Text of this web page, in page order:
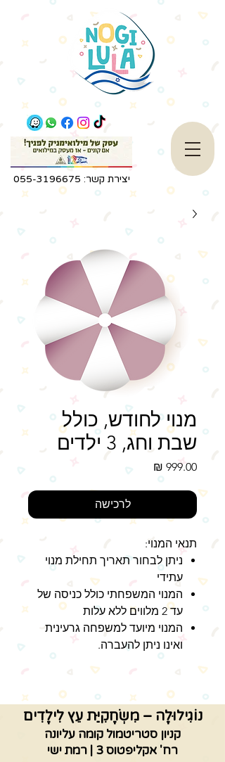
יצירת קשר: 055-3196675
מנוי לחודש, כולל
שבת וחג, 3 ילדים
לרכישה
תנאי המנוי:
ניתן לבחור תאריך תחילת מנוי
עתידי
המנוי המשפחתי כולל כניסה של
עד 2 מלווים ללא עלות
המנוי מיועד למשפחה גרעינית
ואינו ניתן להעברה.
קדימות בתור.
הכניסה לאזור הפעילות עם
גרביים בלבד (ילדים ומבוגרים).
ניתן לרכוש גרביים בקופה.
נוֹגִילוּלָה – מִשְׂחָקִיַּת עֵץ לִילָדִים
קניון סטריטמול קומה עליונה
רח' אקליפטוס 3 | רמת ישי